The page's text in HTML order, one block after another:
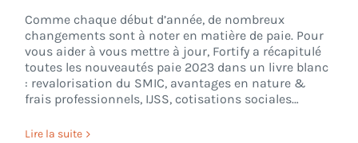
Comme chaque début d’année, de nombreux
changements sont à noter en matière de paie. Pour
vous aider à vous mettre à jour, Fortify a récapitulé
toutes les nouveautés paie 2023 dans un livre blanc
: revalorisation du SMIC, avantages en nature &
frais professionnels, IJSS, cotisations sociales…
Lire la suite